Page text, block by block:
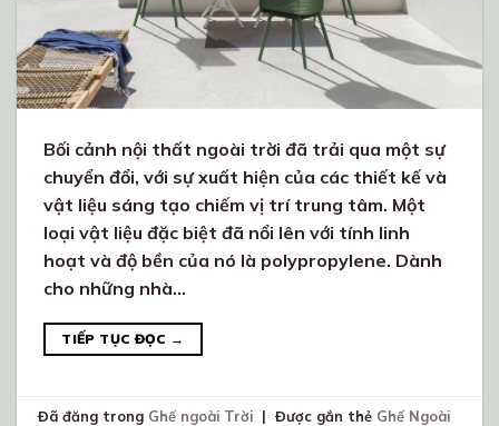
Bối cảnh nội thất ngoài trời đã trải qua một sự
chuyển đổi, với sự xuất hiện của các thiết kế và
vật liệu sáng tạo chiếm vị trí trung tâm. Một
loại vật liệu đặc biệt đã nổi lên với tính linh
hoạt và độ bền của nó là polypropylene. Dành
cho những nhà…
TIẾP TỤC ĐỌC →
Đã đăng trong Ghế ngoài Trời | Được gắn thẻ Ghế Ngoài